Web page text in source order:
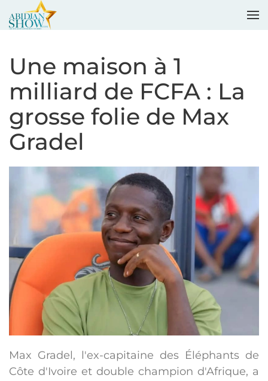
Une maison à 1
milliard de FCFA : La
grosse folie de Max
Gradel
Max Gradel, l'ex-capitaine des Éléphants de
Côte d'Ivoire et double champion d'Afrique, a